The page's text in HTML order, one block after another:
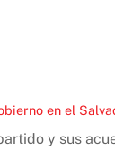
en el
y sus